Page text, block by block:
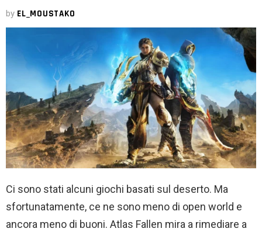
by EL_MOUSTAKO
Ci sono stati alcuni giochi basati sul deserto. Ma
sfortunatamente, ce ne sono meno di open world e
ancora meno di buoni. Atlas Fallen mira a rimediare a